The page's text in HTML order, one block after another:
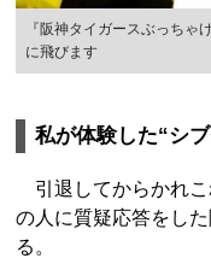
『阪神タイガースぶっち
に飛びます
私が体験した“シ
引退してからかれこ
の人に質疑応答をし
る。